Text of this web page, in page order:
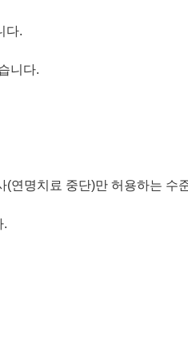
다.
니다.
(연명치료 중단)만 허용하는 수
.